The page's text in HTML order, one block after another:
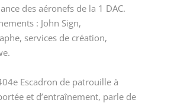
des aéronefs de la 1 DAC.
: John Sign,
services de création,
Escadron de patrouille à
et d’entraînement, parle de